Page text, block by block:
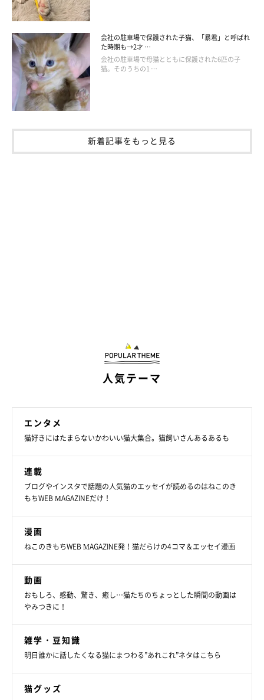
会社の駐車場で保護された子猫、「暴君」と呼ばれ
た時期も→2才 …
会社の駐車場で母猫とともに保護された6匹の子
猫。そのうちの1 …
新着記事をもっと見る
人気テーマ
エンタメ
猫好きにはたまらないかわいい猫大集合。猫飼いさんあるあるも
連載
ブログやインスタで話題の人気猫のエッセイが読めるのはねこのき
もちWEB MAGAZINEだけ！
漫画
ねこのきもちWEB MAGAZINE発！猫だらけの4コマ＆エッセイ漫画
動画
おもしろ、感動、驚き、癒し…猫たちのちょっとした瞬間の動画は
やみつきに！
雑学・豆知識
明日誰かに話したくなる猫にまつわる”あれこれ”ネタはこちら
猫グッズ